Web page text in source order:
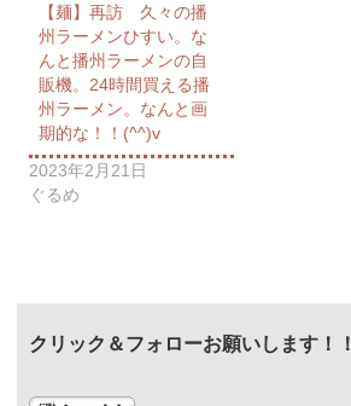
【麺】再訪 久々の播
州ラーメンひすい。な
んと播州ラーメンの自
販機。24時間買える播
州ラーメン。なんと画
期的な！！(^^)v
2023年2月21日
ぐるめ
クリック＆フォローお願いします！！